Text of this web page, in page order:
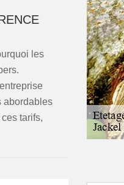
les
abordables
tarifs,